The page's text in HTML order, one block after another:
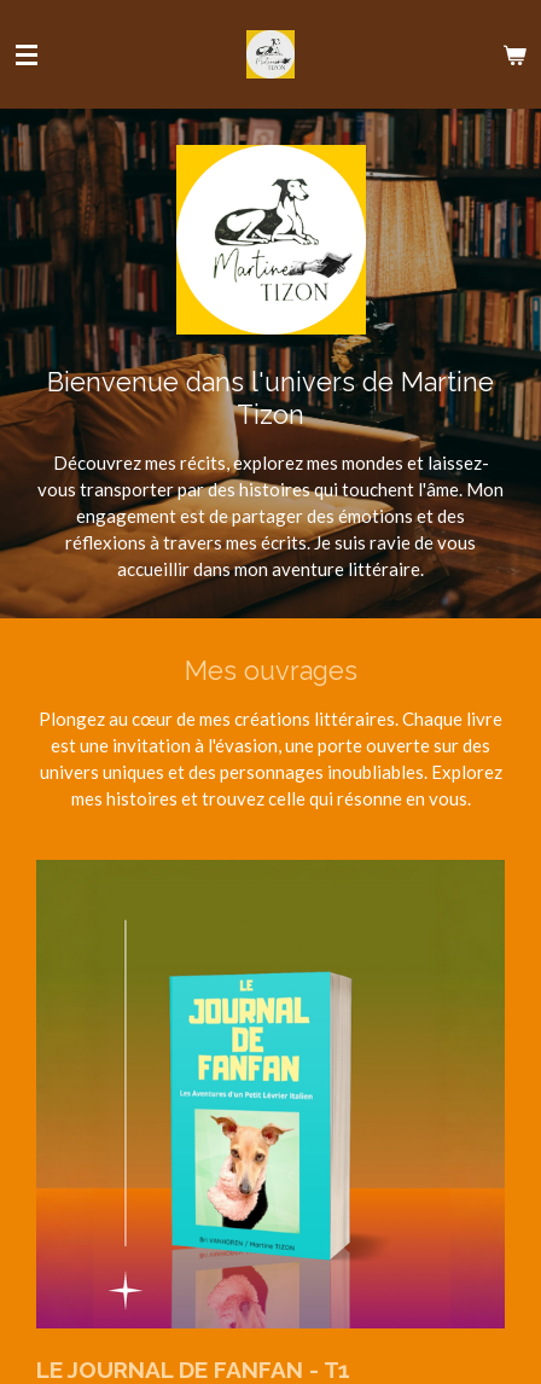
au
Bienvenue dans l'univers de Martine
Tizon
Découvrez mes récits, explorez mes mondes et laissez-
vous transporter par des histoires qui touchent l'âme. Mon
engagement est de partager des émotions et des
réflexions à travers mes écrits. Je suis ravie de vous
accueillir dans mon aventure littéraire.
Mes ouvrages
Plongez au cœur de mes créations littéraires. Chaque livre
est une invitation à l'évasion, une porte ouverte sur des
univers uniques et des personnages inoubliables. Explorez
mes histoires et trouvez celle qui résonne en vous.
LE JOURNAL DE FANFAN - T1